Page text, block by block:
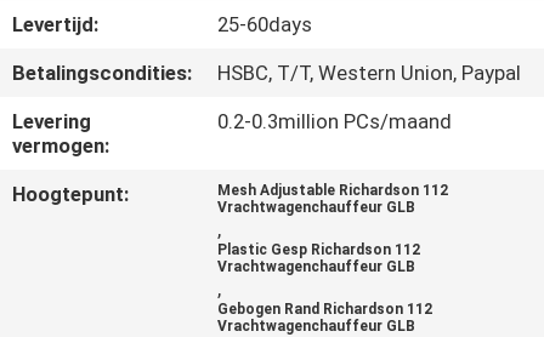
GEVALLEN
PRIVACY
POLICY
Levertijd:
25-60days
Betalingscondities:
HSBC, T/T, Western Union, Paypal
Levering
vermogen:
0.2-0.3million PCs/maand
Hoogtepunt:
Mesh Adjustable Richardson 112
Vrachtwagenchauffeur GLB
,
Plastic Gesp Richardson 112
Vrachtwagenchauffeur GLB
,
Gebogen Rand Richardson 112
Vrachtwagenchauffeur GLB